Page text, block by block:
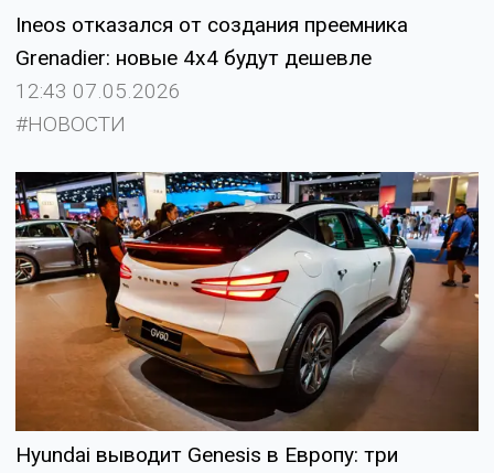
Ineos отказался от создания преемника
Grenadier: новые 4x4 будут дешевле
12:43 07.05.2026
#НОВОСТИ
Hyundai выводит Genesis в Европу: три